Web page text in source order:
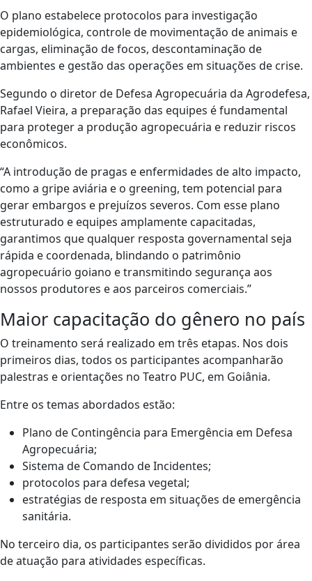
O plano estabelece protocolos para investigação
epidemiológica, controle de movimentação de animais e
cargas, eliminação de focos, descontaminação de
ambientes e gestão das operações em situações de crise.
Segundo o diretor de Defesa Agropecuária da Agrodefesa,
Rafael Vieira, a preparação das equipes é fundamental
para proteger a produção agropecuária e reduzir riscos
econômicos.
“A introdução de pragas e enfermidades de alto impacto,
como a gripe aviária e o greening, tem potencial para
gerar embargos e prejuízos severos. Com esse plano
estruturado e equipes amplamente capacitadas,
garantimos que qualquer resposta governamental seja
rápida e coordenada, blindando o patrimônio
agropecuário goiano e transmitindo segurança aos
nossos produtores e aos parceiros comerciais.”
Maior capacitação do gênero no país
O treinamento será realizado em três etapas. Nos dois
primeiros dias, todos os participantes acompanharão
palestras e orientações no Teatro PUC, em Goiânia.
Entre os temas abordados estão:
Plano de Contingência para Emergência em Defesa
Agropecuária;
Sistema de Comando de Incidentes;
protocolos para defesa vegetal;
estratégias de resposta em situações de emergência
sanitária.
No terceiro dia, os participantes serão divididos por área
de atuação para atividades específicas.